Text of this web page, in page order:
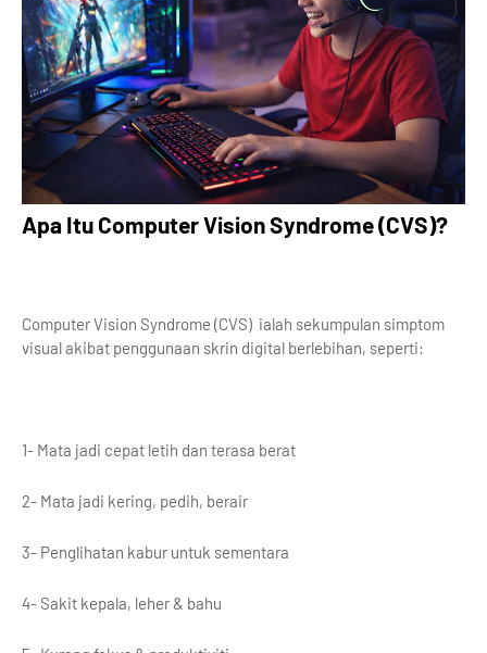
Apa Itu Computer Vision Syndrome (CVS)?
Computer Vision Syndrome (CVS) ialah sekumpulan simptom
visual akibat penggunaan skrin digital berlebihan, seperti:
1- Mata jadi cepat letih dan terasa berat
2- Mata jadi kering, pedih, berair
3- Penglihatan kabur untuk sementara
4- Sakit kepala, leher & bahu